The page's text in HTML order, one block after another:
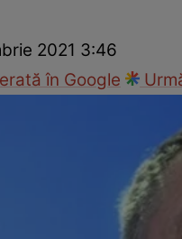
2021 3:46
în Google